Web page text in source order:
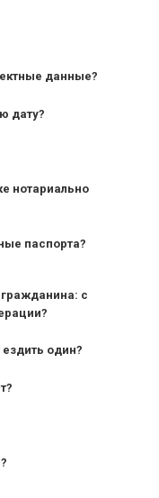
данные?
дату?
нотариально
паспорта?
с
один?
— от 10 лет и